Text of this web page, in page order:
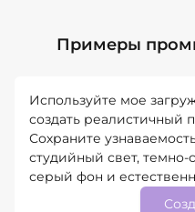
Примеры
Используйте мое
создать реалистичный
Сохраните
студийный свет,
серый фон и